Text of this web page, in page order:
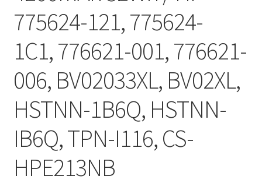
775624-121, 775624-
1C1, 776621-001, 776621-
006, BV02033XL, BV02XL,
HSTNN-1B6Q, HSTNN-
IB6Q, TPN-I116, CS-
HPE213NB